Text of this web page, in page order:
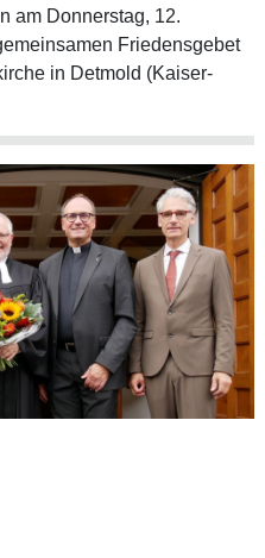
am Donnerstag, 12.
Friedensgebet
in Detmold (Kaiser-